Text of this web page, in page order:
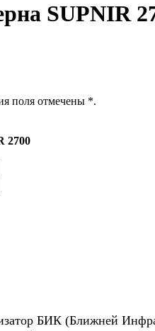
SUPNIR
поля отмечены *.
2700
БИК (Ближней